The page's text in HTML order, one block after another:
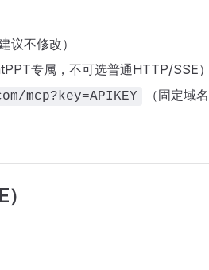
议不修改）
专属，不可选普通HTTP/SSE）
mcp?key=APIKEY
（固定域